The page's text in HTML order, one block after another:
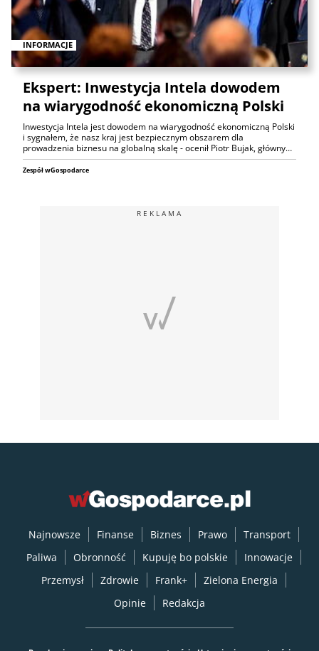
INFORMACJE
Ekspert: Inwestycja Intela dowodem
na wiarygodność ekonomiczną Polski
Inwestycja Intela jest dowodem na wiarygodność ekonomiczną Polski
i sygnałem, że nasz kraj jest bezpiecznym obszarem dla
prowadzenia biznesu na globalną skalę - ocenił Piotr Bujak, główny…
Zespół wGospodarce
REKLAMA
Najnowsze Finanse Biznes Prawo
Transport
Paliwa
Obronność Kupuję bo polskie
Innowacje
Przemysł
Zdrowie Frank+
Zielona Energia
Opinie
Redakcja